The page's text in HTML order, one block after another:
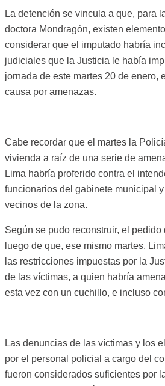
La detención se vincula a que, para
doctora Mondragón, existen
considerar que el imputado habría
judiciales que la Justicia le había
jornada de este martes 20 de enero,
causa por amenazas.
Cabe recordar que el martes la
vivienda a raíz de una serie de
Lima habría proferido contra el
funcionarios del gabinete municipal
vecinos de la zona.
Según se pudo reconstruir, el
luego de que, ese mismo martes,
las restricciones impuestas por la
de las víctimas, a quien habría
esta vez con un cuchillo, e incluso
Las denuncias de las víctimas y los
por el personal policial a cargo del
fueron considerados suficientes por